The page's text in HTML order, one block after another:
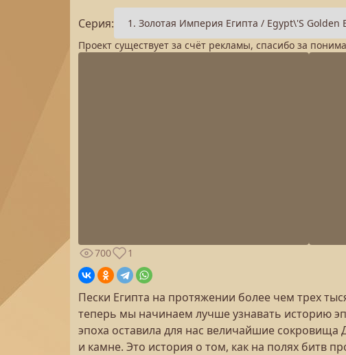
Серия:
Проект существует за счёт рекламы, спасибо за
700
1
Пески Египта на протяжении более чем трех
теперь мы начинаем лучше узнавать историю
эпоха оставила для нас величайшие сокровища
и камне. Это история о том, как на полях битв